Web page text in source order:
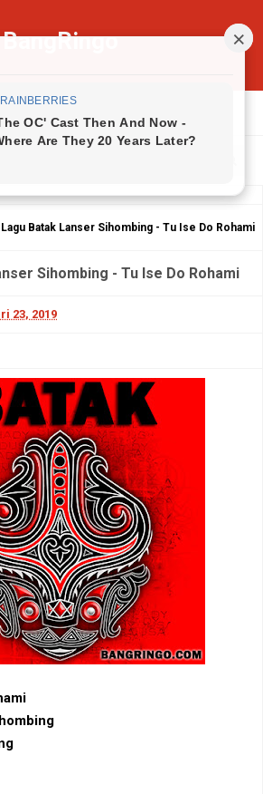
BangRingo
Batak Lanser Sihombing - Tu Ise Do Rohami
Sihombing - Tu Ise Do Rohami
23, 2019